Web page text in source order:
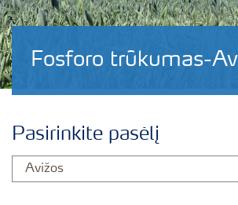
Fosforo trūkumas-
Pasirinkite pasėlį